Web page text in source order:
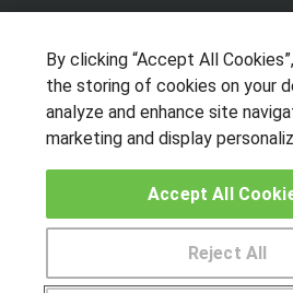
Muro de los idiomas
Hablemos de empleo
Locos por las becas
CENTROS DE FORMACIÓN
By clicking “Accept All
the storing of cookies on your
analyze and enhance site
marketing and display
Reject All
Accept All